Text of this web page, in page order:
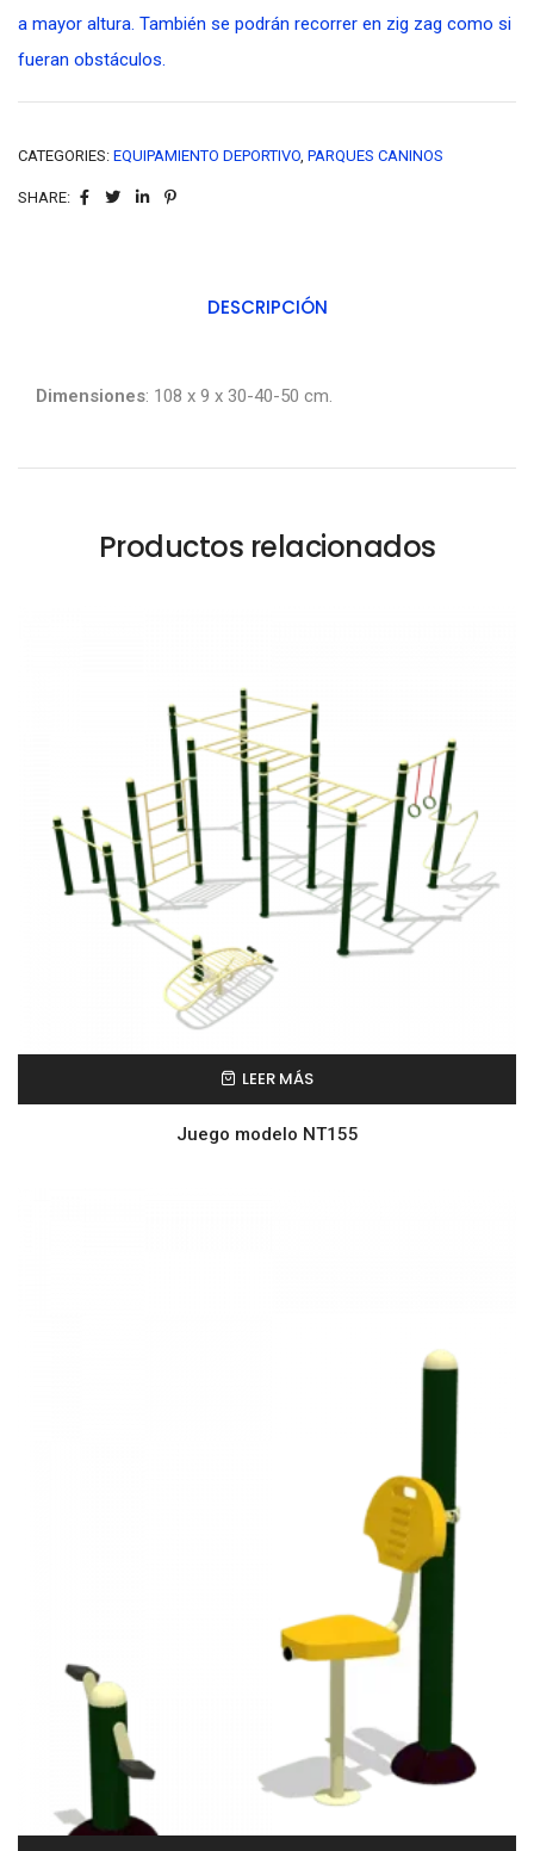
a mayor altura. También se podrán recorrer en zig zag como si
fueran obstáculos.
CATEGORIES: EQUIPAMIENTO DEPORTIVO, PARQUES CANINOS
SHARE:
DESCRIPCIÓN
Dimensiones: 108 x 9 x 30-40-50 cm.
Productos relacionados
LEER MÁS
Juego modelo NT155